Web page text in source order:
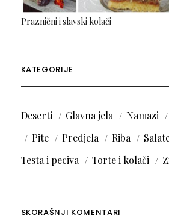
Praznični i slavski kolači
KATEGORIJE
Deserti Glavna jela Namazi
Pite
Predjela Riba
Testa i peciva
Torte i kolači
SKORAŠNJI KOMENTARI